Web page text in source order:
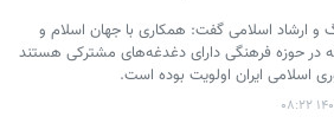
و ارشاد اسلامی گفت: همکاری با جهان اسلام و
در حوزه فرهنگی دارای دغدغه‌های مشترکی هستند
اسلامی ایران اولویت بوده است.